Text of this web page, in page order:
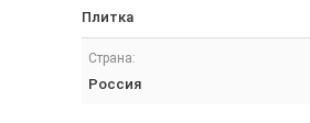
Плитка
Страна:
Россия